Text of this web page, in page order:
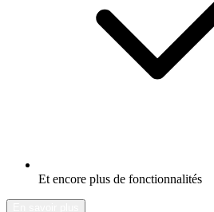
Et encore plus de fonctionnalités